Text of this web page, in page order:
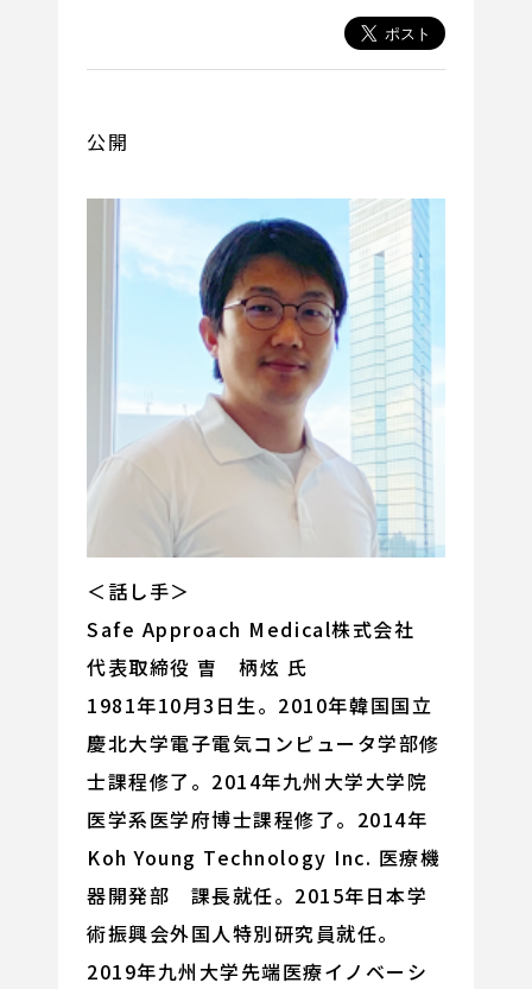
公開
＜話し手＞
Safe Approach Medical株式会社
代表取締役 曺 柄炫 氏
1981年10月3日生。2010年韓国国立
慶北大学電子電気コンピュータ学部修
士課程修了。2014年九州大学大学院
医学系医学府博士課程修了。2014年
Koh Young Technology Inc. 医療機
器開発部 課長就任。2015年日本学
術振興会外国人特別研究員就任。
2019年九州大学先端医療イノベーシ